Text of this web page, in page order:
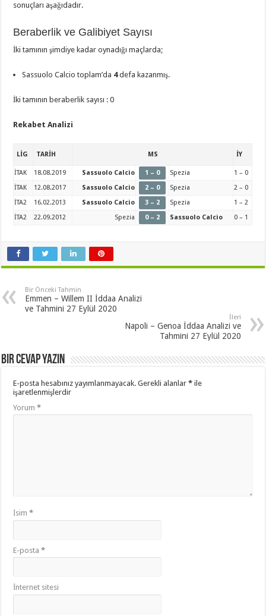
sonuçları aşağıdadır.
Beraberlik ve Galibiyet Sayısı
İki tamının şimdiye kadar oynadığı maçlarda;
Sassuolo Calcio toplam’da 4defa kazanmış.
İki tamının beraberlik sayısı : 0
Rekabet Analizi
LİG TARİH MS İY
İTAK 18.08.2019 Sassuolo Calcio 1 – 0 Spezia
1 – 0
İTAK
12.08.2017 Sassuolo Calcio 2 – 0 Spezia
2 – 0
İTA2
16.02.2013 Sassuolo Calcio 3 – 2 Spezia
1 – 2
İTA2
22.09.2012 Spezia 0 – 2 Sassuolo Calcio 0 – 1
Bir Önceki Tahmin
Emmen – Willem II İddaa Analizi
ve Tahmini 27 Eylül 2020
İleri
Napoli – Genoa İddaa Analizi ve
Tahmini 27 Eylül 2020
Bir cevap yazın
E-posta hesabınız yayımlanmayacak. Gerekli alanlar* ile
işaretlenmişlerdir
Yorum*
İsim*
E-posta*
İnternet sitesi